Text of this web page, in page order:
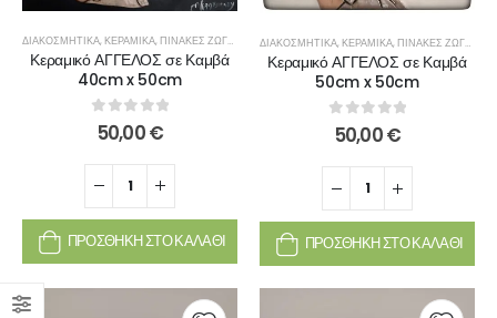
ΔΙΑΚΟΣΜΗΤΙΚΆ,ΚΕΡΑΜΙΚΆ,ΠΊΝΑΚΕΣ ΖΩΓΡΑΦΙΚΉΣ
Κεραμικό ΑΓΓΕΛΟΣ σε Καμβά
40cm x 50cm
0out of 5
50,00€
ΠΡΟΣΘΉΚΗ ΣΤΟ ΚΑΛΆΘΙ
ΔΙΑΚΟΣΜΗΤΙΚΆ,ΚΕΡΑΜΙΚΆ,ΠΊΝΑΚΕΣ ΖΩΓΡΑΦΙΚΉΣ
Κεραμικό ΑΓΓΕΛΟΣ σε Καμβά
50cm x 50cm
0out of 5
50,00€
ΠΡΟΣΘΉΚΗ ΣΤΟ ΚΑΛΆΘΙ